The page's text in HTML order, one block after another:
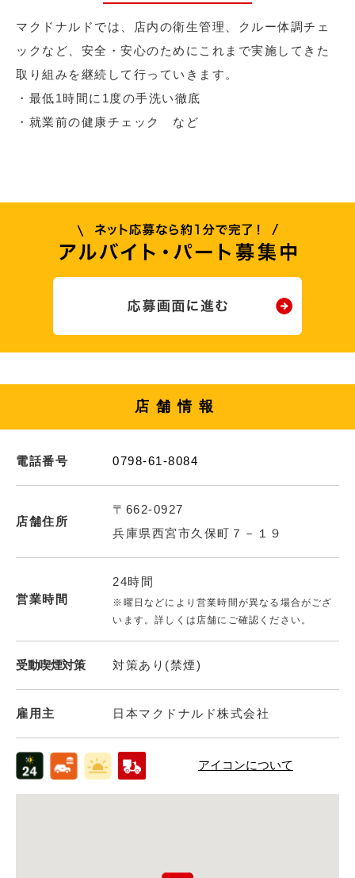
マクドナルドでは、店内の衛生管理、クルー体調チェ
ックなど、安全・安心のためにこれまで実施してきた
取り組みを継続して行っていきます。
・最低1時間に1度の手洗い徹底
・就業前の健康チェック など
店舗情報
電話番号 0798-61-8084
店舗住所
〒662-0927
兵庫県西宮市久保町７－１９
営業時間
24時間
※曜日などにより営業時間が異なる場合がござ
います。詳しくは店舗にご確認ください。
受動喫煙対策 対策あり(禁煙)
雇用主 日本マクドナルド株式会社
アイコンについて